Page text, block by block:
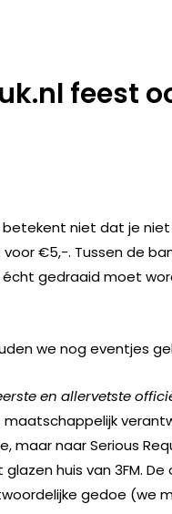
feest
niet dat je
€5,-. Tussen de
gedraaid moet
we nog eventjes
en allervetste
maatschappelijk
maar naar Serious
huis van 3FM.
gedoe (we